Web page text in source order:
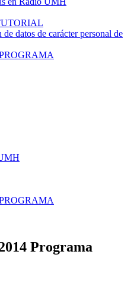
datos de carácter personal de
Programa